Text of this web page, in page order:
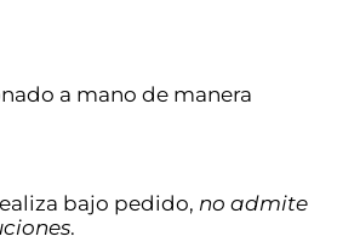
a mano de manera
bajo pedido, no admite
.